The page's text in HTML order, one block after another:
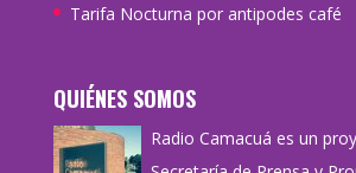
Tarifa Nocturna por antipodes café
QUIÉNES SOMOS
Radio Camacuá es un